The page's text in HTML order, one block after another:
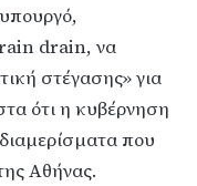
drain, να
στέγασης» για
ότι η κυβέρνηση
που
Αθήνας.